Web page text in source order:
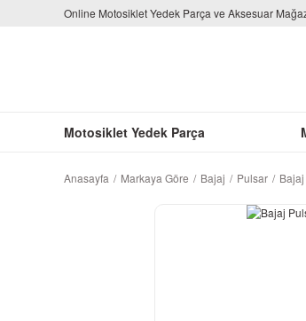
Online Motosiklet Yedek Parça ve Aksesuar
Motosiklet Yedek Parça
Anasayfa Markaya Göre Bajaj Pulsar